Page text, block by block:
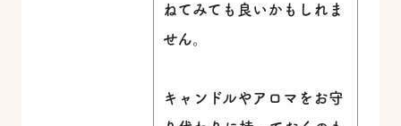
ねてみても良いかもしれま
せん。
キャンドルやアロマをお守